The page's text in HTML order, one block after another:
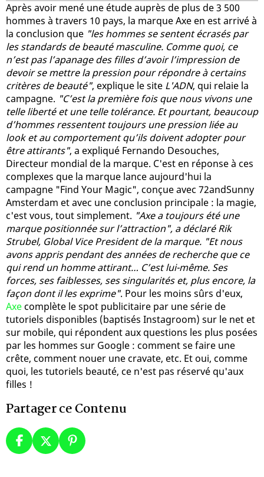
Après avoir mené une étude auprès de plus de 3 500
hommes à travers 10 pays, la marque Axe en est arrivé à
la conclusion que "les hommes se sentent écrasés par
les standards de beauté masculine. Comme quoi, ce
n’est pas l’apanage des filles d’avoir l’impression de
devoir se mettre la pression pour répondre à certains
critères de beauté", explique le site L'ADN, qui relaie la
campagne. "C’est la première fois que nous vivons une
telle liberté et une telle tolérance. Et pourtant, beaucoup
d’hommes ressentent toujours une pression liée au
look et au comportement qu’ils doivent adopter pour
être attirants", a expliqué Fernando Desouches,
Directeur mondial de la marque. C'est en réponse à ces
complexes que la marque lance aujourd'hui la
campagne "Find Your Magic", conçue avec 72andSunny
Amsterdam et avec une conclusion principale : la magie,
c'est vous, tout simplement. "Axe a toujours été une
marque positionnée sur l’attraction", a déclaré Rik
Strubel, Global Vice President de la marque. "Et nous
avons appris pendant des années de recherche que ce
qui rend un homme attirant… C’est lui-même. Ses
forces, ses faiblesses, ses singularités et, plus encore, la
façon dont il les exprime". Pour les moins sûrs d'eux,
Axecomplète le spot publicitaire par une série de
tutoriels disponibles (baptisés Instagroom) sur le net et
sur mobile, qui répondent aux questions les plus posées
par les hommes sur Google : comment se faire une
crête, comment nouer une cravate, etc. Et oui, comme
quoi, les tutoriels beauté, ce n'est pas réservé qu'aux
filles !
Partager ce Contenu